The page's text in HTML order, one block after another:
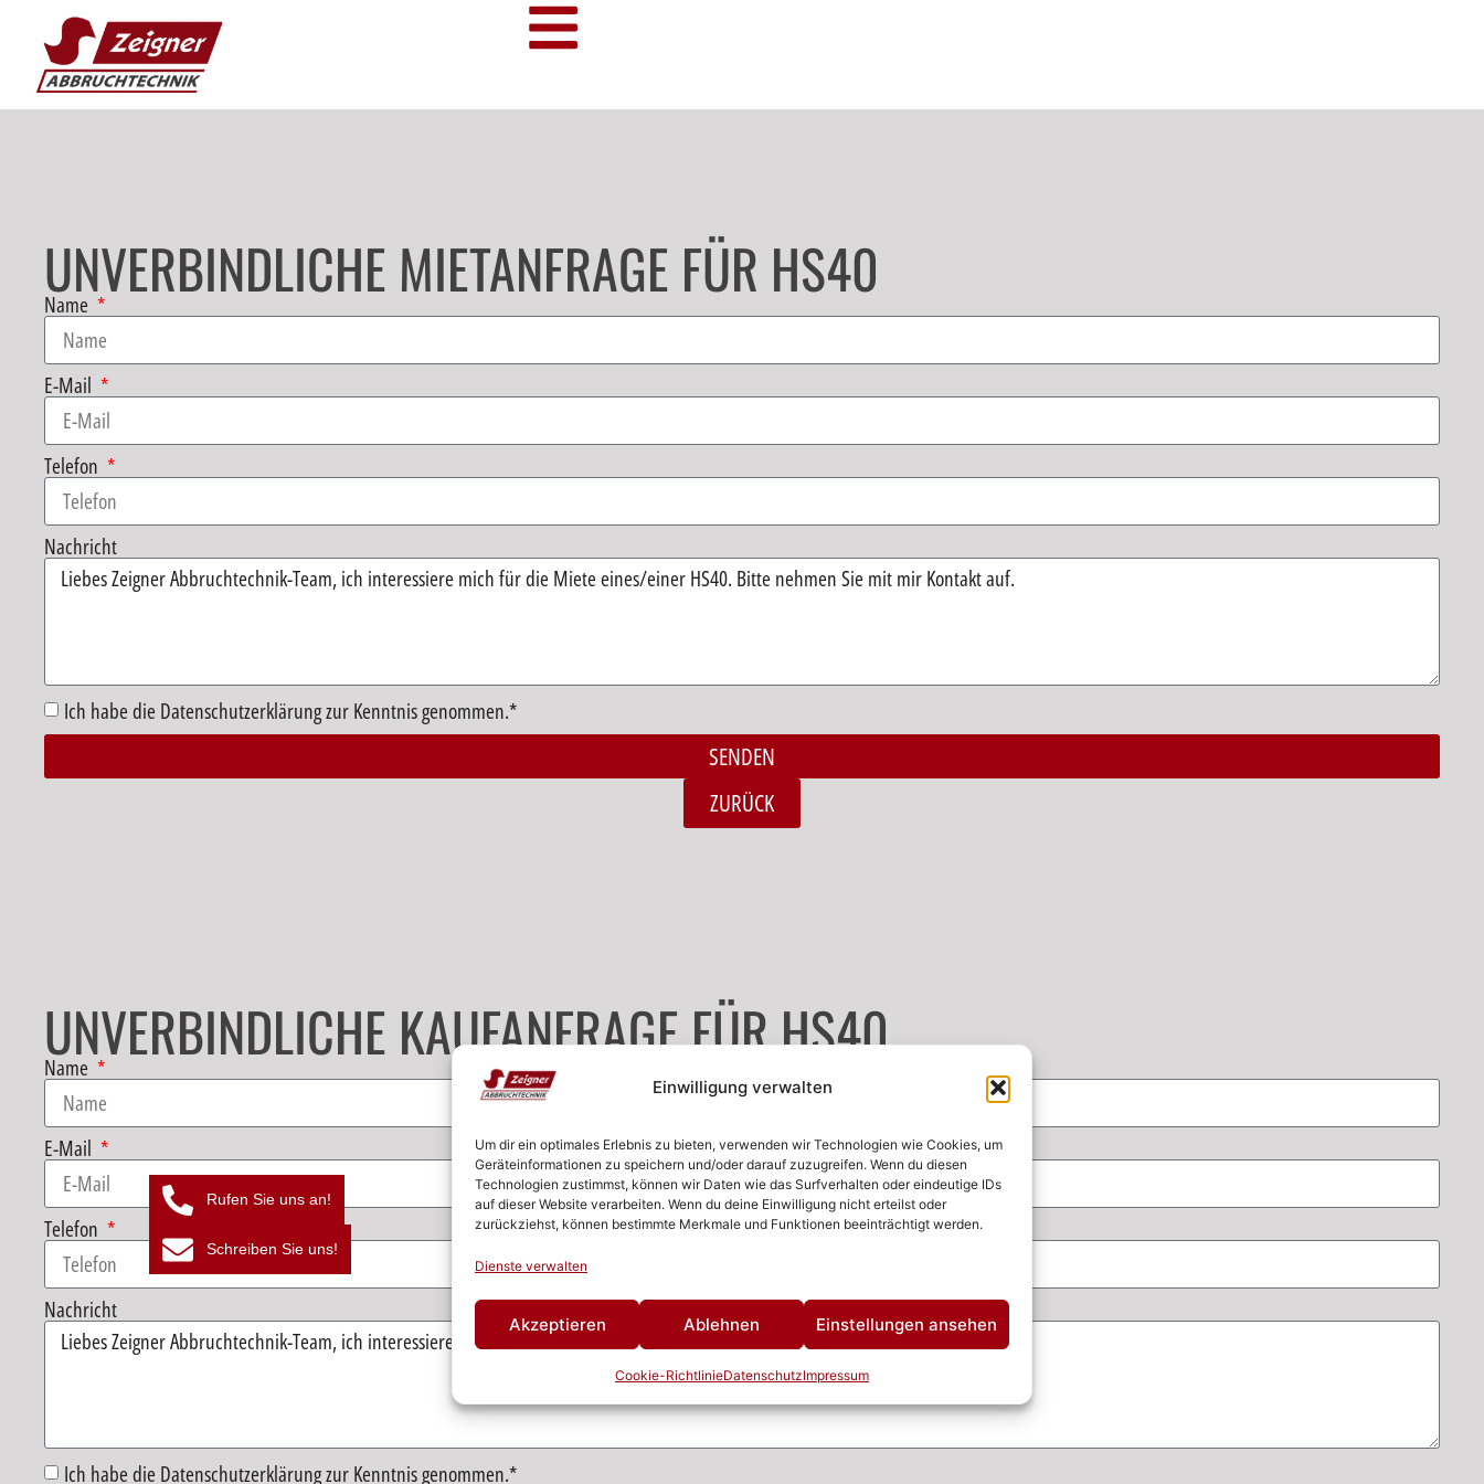
Einwilligung verwalten
Um dir ein optimales Erlebnis zu bieten, verwenden wir Technologien wie Cookies, um
Geräteinformationen zu speichern und/oder darauf zuzugreifen. Wenn du diesen
Technologien zustimmst, können wir Daten wie das Surfverhalten oder eindeutige IDs
auf dieser Website verarbeiten. Wenn du deine Einwilligung nicht erteilst oder
zurückziehst, können bestimmte Merkmale und Funktionen beeinträchtigt werden.
Dienste verwalten
Akzeptieren Ablehnen Einstellungen ansehen
Cookie-RichtlinieDatenschutzImpressum
UNVERBINDLICHE MIETANFRAGE FÜR HS40
Name
E-Mail
Telefon
Nachricht
Ich habe die Datenschutzerklärung zur Kenntnis genommen.*
SENDEN
ZURÜCK
UNVERBINDLICHE KAUFANFRAGE FÜR HS40
Name
E-Mail
Telefon
Nachricht
Ich habe die Datenschutzerklärung zur Kenntnis genommen.*
Rufen Sie uns an!
Schreiben Sie uns!